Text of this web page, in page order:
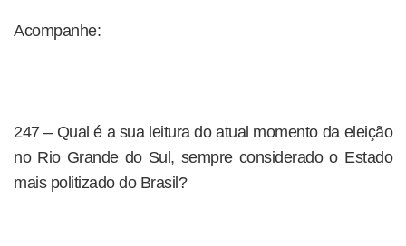
Acompanhe:
247 – Qual é a sua leitura do atual momento da eleição
no Rio Grande do Sul, sempre considerado o Estado
mais politizado do Brasil?